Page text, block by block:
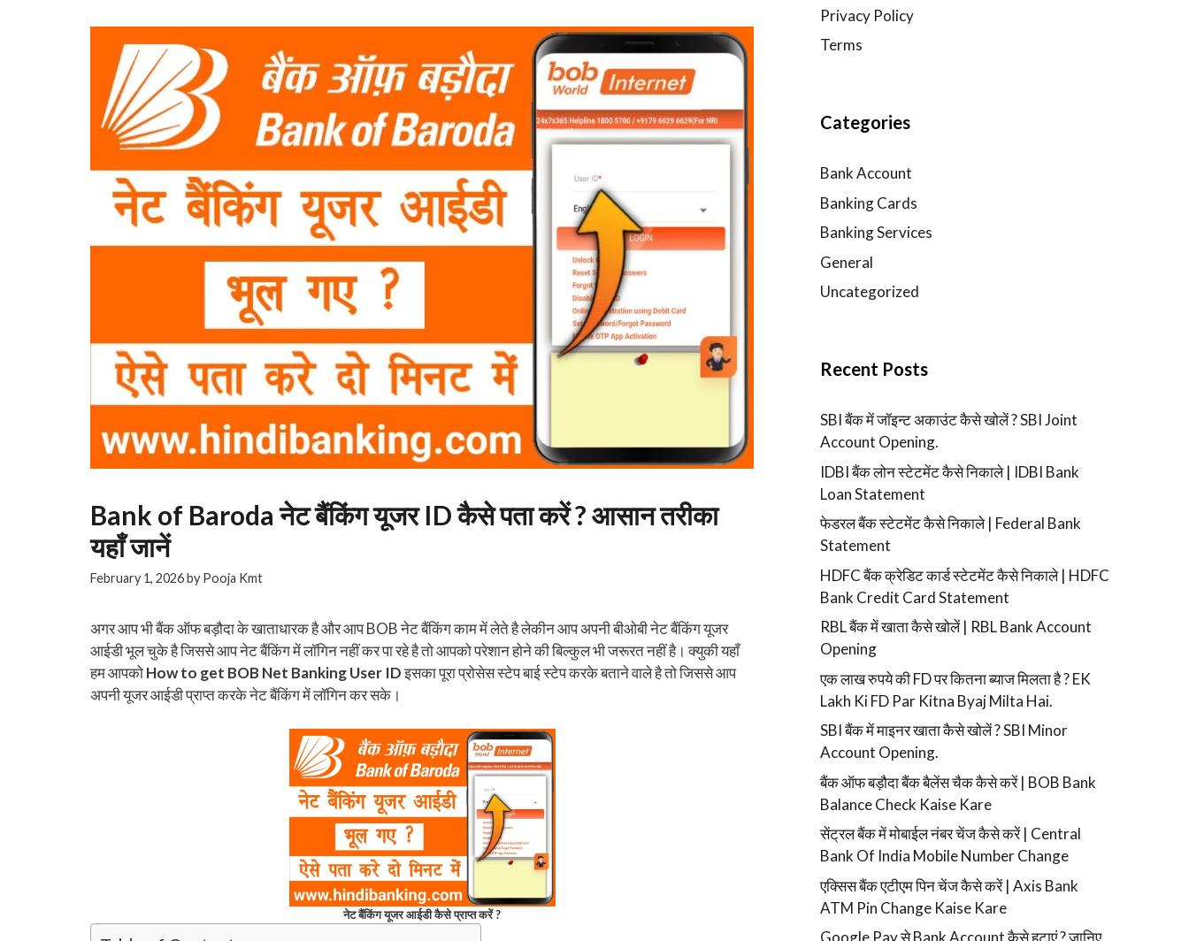
Bank of Baroda नेट बैंकिंग यूजर ID कैसे पता करें ? आसान तरीका
यहाँ जानें
February 1, 2026 by Pooja Kmt
अगर आप भी बैंक ऑफ बड़ौदा के खाताधारक है और आप BOB नेट बैंकिंग काम में लेते है लेकीन आप अपनी बीओबी नेट बैंकिंग यूजर
आईडी भूल चुके है जिससे आप नेट बैंकिंग में लॉगिन नहीं कर पा रहे है तो आपको परेशान होने की बिल्कुल भी जरूरत नहीं है। क्युकी यहाँ
हम आपकोHow to get BOB Net Banking User IDइसका पूरा प्रोसेस स्टेप बाई स्टेप करके बताने वाले है तो जिससे आप
अपनी यूजर आईडी प्राप्त करके नेट बैंकिंग में लॉगिन कर सके।
नेट बैंकिंग यूजर आईडी कैसे प्राप्त करें ?
Privacy Policy
Terms
Categories
Bank Account
Banking Cards
Banking Services
General
Uncategorized
Recent Posts
SBI बैंक में जॉइन्ट अकाउंट कैसे खोलें ? SBI Joint
Account Opening.
IDBI बैंक लोन स्टेटमेंट कैसे निकाले | IDBI Bank
Loan Statement
फेडरल बैंक स्टेटमेंट कैसे निकाले | Federal Bank
Statement
HDFC बैंक क्रेडिट कार्ड स्टेटमेंट कैसे निकाले | HDFC
Bank Credit Card Statement
RBL बैंक में खाता कैसे खोलें | RBL Bank Account
Opening
एक लाख रुपये की FD पर कितना ब्याज मिलता है ? EK
Lakh Ki FD Par Kitna Byaj Milta Hai.
SBI बैंक में माइनर खाता कैसे खोलें ? SBI Minor
Account Opening.
बैंक ऑफ बड़ौदा बैंक बैलेंस चैक कैसे करें | BOB Bank
Balance Check Kaise Kare
सेंट्रल बैंक में मोबाईल नंबर चेंज कैसे करें | Central
Bank Of India Mobile Number Change
एक्सिस बैंक एटीएम पिन चेंज कैसे करें | Axis Bank
ATM Pin Change Kaise Kare
Google Pay से Bank Account कैसे हटाएं ? जानिए